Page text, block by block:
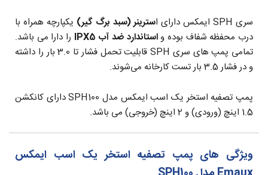
سری SPH ایمکس دارای ا سترینر (سبد برگ گیر) یکپارچه همراه با
درب محفظه شفاف بوده واستاندارد ضد آب IPX5
را دارا می باشد.
تمامی پمپ های سری SPH قابلیت تحمل فشار تا 3.0 بار را داشته
و در فشار 3.5 بار تست کارخانه می‌شوند.
پمپ تصفیه استخر یک اسب ایمکس مدل SPH100 دارای کانکشن
1.5 اینچ (ورودی) و 2 اینچ (خروجی) می باشد.
ویژگی های پمپ تصفیه استخر یک اسب ایمکس